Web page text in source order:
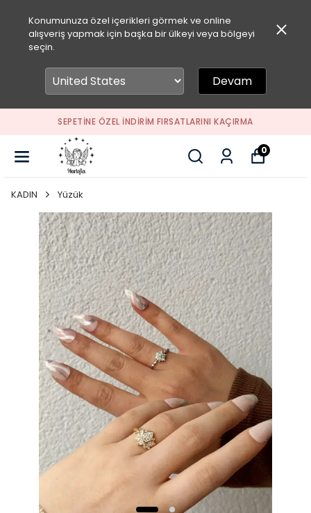
Konumunuza özel içerikleri görmek ve online
alışveriş yapmak için başka bir ülkeyi veya bölgeyi
seçin.
Devam
SEPETİNE ÖZEL İNDİRİM FIRSATLARINI KAÇIRMA
0
KADIN Yüzük